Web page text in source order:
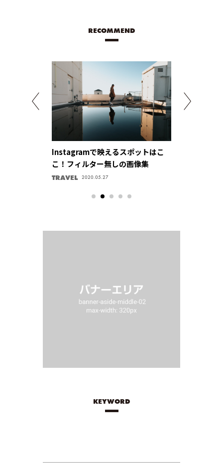
RECOMMEND
Instagramで映えるスポットはこ
こ！フィルター無しの画像集
TRAVEL 2020.05.27
KEYWORD